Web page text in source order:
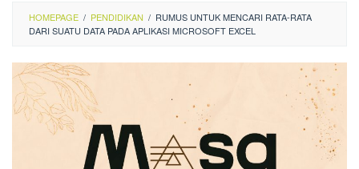
HOMEPAGE / PENDIDIKAN / RUMUS UNTUK MENCARI RATA-RATA
DARI SUATU DATA PADA APLIKASI MICROSOFT EXCEL